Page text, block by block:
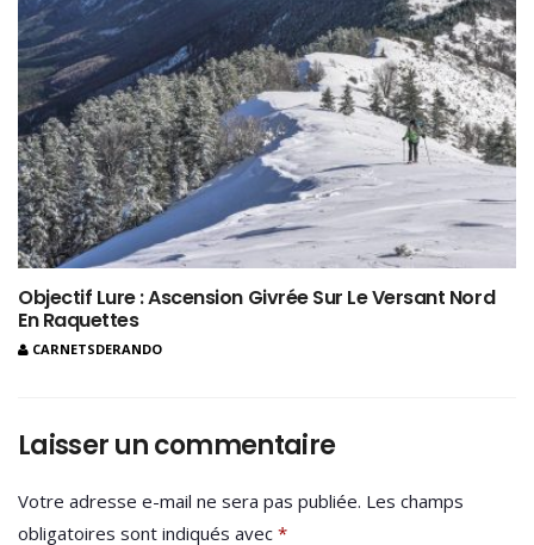
Objectif Lure : Ascension Givrée Sur Le Versant Nord
En Raquettes
CARNETSDERANDO
Laisser un commentaire
Votre adresse e-mail ne sera pas publiée. Les champs
obligatoires sont indiqués avec *